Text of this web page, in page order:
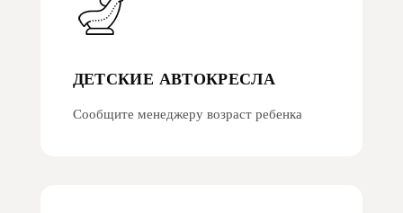
ДЕТСКИЕ АВТОКРЕСЛА
Сообщите менеджеру возраст ребенка